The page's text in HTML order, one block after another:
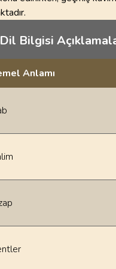
Bilgisi
Anlamı